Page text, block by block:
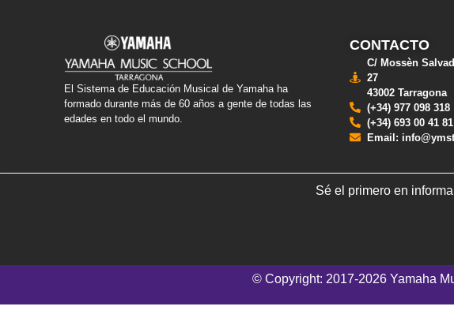
El Sistema de Educación Musical de Yamaha ha
formado durante más de 60 años a gente de todas las
edades en todo el mundo.
CONTACTO
C/ Mossèn
27
43002 Tarragona
(+34) 977 098 318
(+34) 693 00 41 81
Email:
Sé el primero en
© Copyright: 2017-2026 Yamaha